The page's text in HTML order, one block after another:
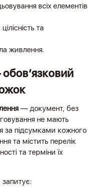
всіх елементів
та
живлення.
— документ, без
не мають
за підсумками кожного
та містить перелік
та терміни їх